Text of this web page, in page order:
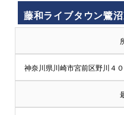
藤和ライブタウン鷺
神奈川県川崎市宮前区野川４